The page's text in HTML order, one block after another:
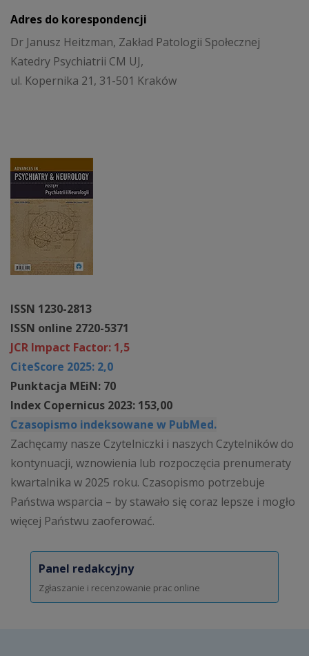
ISSN 1230-2813
ISSN online 2720-5371
JCR Impact Factor: 1,5
CiteScore 2025: 2,0
Punktacja MEiN: 70
Index Copernicus 2023: 153,00
Czasopismo indeksowane w PubMed.
Zachęcamy nasze Czytelniczki i naszych Czytelników do
kontynuacji, wznowienia lub rozpoczęcia prenumeraty
kwartalnika w 2025 roku. Czasopismo potrzebuje
Państwa wsparcia – by stawało się coraz lepsze i mogło
więcej Państwu zaoferować.
Panel redakcyjny
Zgłaszanie i recenzowanie prac online
Adres do korespondencji
Dr Janusz Heitzman, Zakład Patologii Społecznej
Katedry Psychiatrii CM UJ,
ul. Kopernika 21, 31-501 Kraków